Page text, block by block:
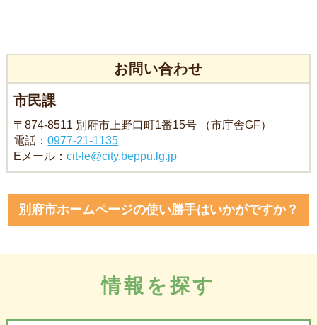
お問い合わせ
市民課
〒874-8511 別府市上野口町1番15号 （市庁舎GF）
電話：0977-21-1135
Eメール：cit-le@city.beppu.lg.jp
別府市ホームページの使い勝手はいかがですか？
情報を探す